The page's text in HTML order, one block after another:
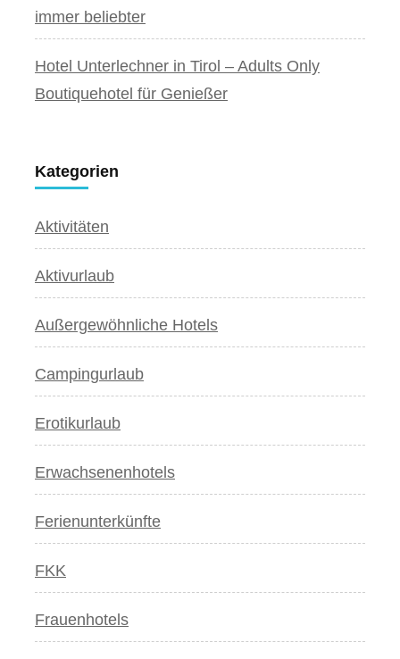
immer beliebter
Hotel Unterlechner in Tirol – Adults Only
Boutiquehotel für Genießer
Kategorien
Aktivitäten
Aktivurlaub
Außergewöhnliche Hotels
Campingurlaub
Erotikurlaub
Erwachsenenhotels
Ferienunterkünfte
FKK
Frauenhotels